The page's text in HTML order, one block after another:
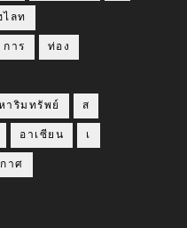
ไลท
การ ท่อง
าริมทรัพย์ ส
อาเซียน เ
าศ